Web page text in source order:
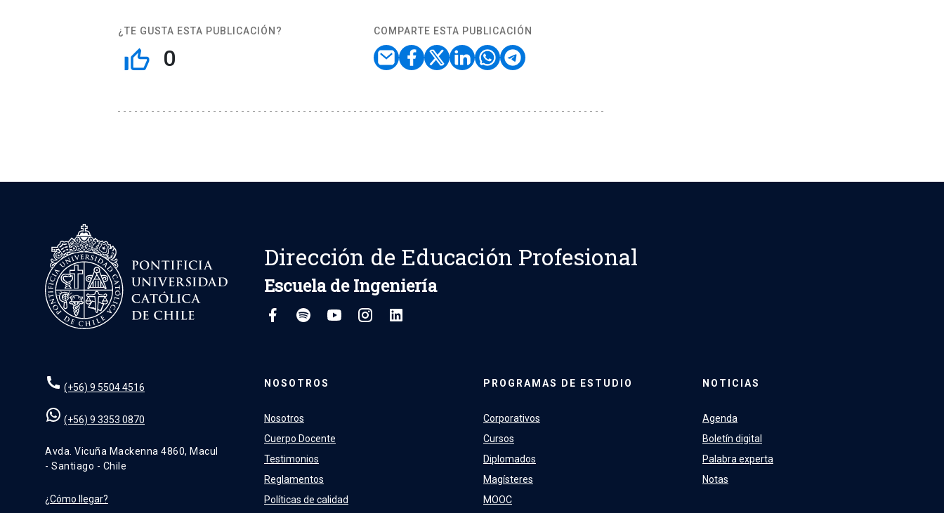
¿TE GUSTA ESTA PUBLICACIÓN?
thumb_up_off_alt 0
COMPARTE ESTA PUBLICACIÓN
Dirección de Educación Profesional
Escuela de Ingeniería
(+56) 9 5504 4516
(+56) 9 3353 0870
Avda. Vicuña Mackenna 4860, Macul
- Santiago - Chile
¿Cómo llegar?
NOSOTROS
Nosotros
Cuerpo Docente
Testimonios
Reglamentos
Políticas de calidad
PROGRAMAS DE ESTUDIO
Corporativos
Cursos
Diplomados
Magísteres
MOOC
NOTICIAS
Agenda
Boletín digital
Palabra experta
Notas